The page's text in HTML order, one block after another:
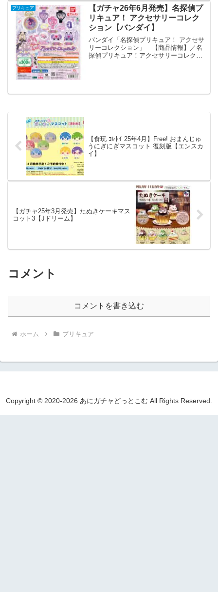
プリキュア
【ガチャ26年6月発売】名探偵プ
リキュア！ アクセサリーコレク
ション【バンダイ】
バンダイ「名探偵プリキュア！ アクセサ
リーコレクション」 【商品情報】／名
探偵プリキュア！アクセサリーコレクシ
【食玩 ｺﾚﾄｲ 25年4月】Free! おまんじゅ
うにぎにぎマスコット 復刻版【エンスカ
イ】
【ガチャ25年3月発売】たぬきケーキマス
コット3【Jドリーム】
コメント
コメントを書き込む
ホーム プリキュア
Copyright © 2020-2026 あにガチャどっとこむ All Rights Reserved.